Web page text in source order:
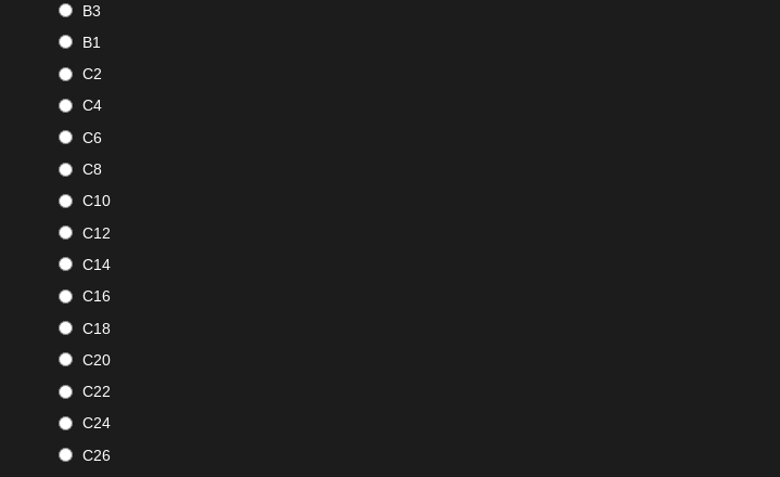
B3
B1
C2
C4
C6
C8
C10
C12
C14
C16
C18
C20
C22
C24
C26